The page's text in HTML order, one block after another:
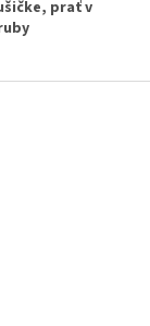
prať v